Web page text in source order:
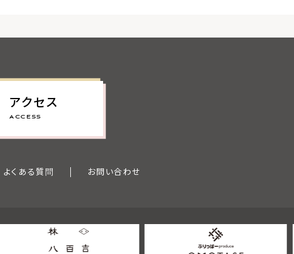
アクセス
ACCESS
よくある質問 お問い合わせ